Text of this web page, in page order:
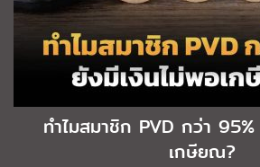
ทำไมสมาชิก PVD กว่า
เกษียณ?